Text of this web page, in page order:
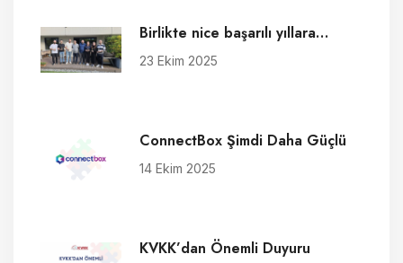
Birlikte nice başarılı yıllara…
23 Ekim 2025
ConnectBox Şimdi Daha Güçlü
14 Ekim 2025
KVKK’dan Önemli Duyuru